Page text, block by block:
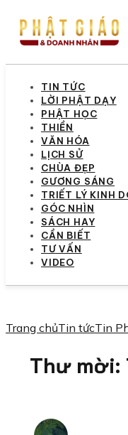
TIN TỨC
LỜI PHẬT DẠY
PHẬT HỌC
THIỀN
VĂN HÓA
LỊCH SỬ
CHÙA ĐẸP
GƯƠNG SÁNG
TRIẾT LÝ KINH
GÓC NHÌN
SÁCH HAY
CẦN BIẾT
TƯ VẤN
VIDEO
Trang chủTin tứcTin
Thư mời: